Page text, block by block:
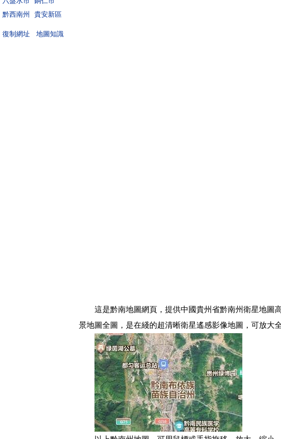
黔西南州
貴安新區
地圖知識
這是黔南地圖網頁，提供中國貴州省黔南州衛星地圖
景地圖全圖，是在綫的超清晰衛星遙感影像地圖，可放大全